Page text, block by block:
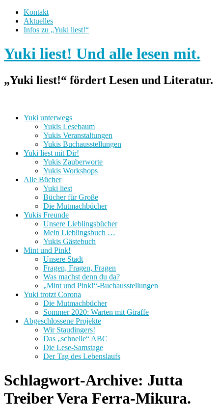
Kontakt
Aktuelles
Infos zu „Yuki liest!“
Yuki liest! Und alle lesen mit.
„Yuki liest!“ fördert Lesen und Literatur.
Yuki unterwegs
Yukis Lesebaum
Yukis Veranstaltungen
Yukis Buchausstellungen
Yuki liest mit Dir!
Yukis Zauberworte
Yukis Workshops
Alle Bücher
Yuki liest
Bücher für Große
Die Mutmachbücher
Yukis Freunde
Unsere Lieblingsbücher
Mein Lieblingsbuch …
Yukis Gästebuch
Mint und Pink!
Unsere Stadt
Fragen, Fragen, Fragen
Was machst denn du da?
„Mint und Pink!“-Buchausstellungen
Yuki trotzt Corona
Die Mutmachbücher
Sommer 2020: Warten mit Giraffe
Abgeschlossene Projekte
Wir Staudingers!
Das „schnelle“ ABC
Die Lese-Samstage
Der Tag des Lebenslaufs
Schlagwort-Archive: Jutta
Treiber Vera Ferra-Mikura.